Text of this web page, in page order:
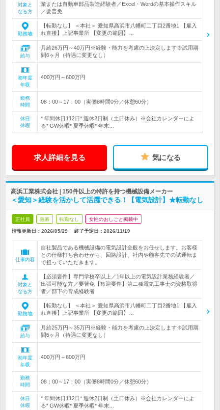
対象と
なる方
業または自動車部品製造経験者／Excel・Wordの基本操作スキル
／要普免
勤務地
【転勤なし】 ＜本社＞ 愛知県高浜市八幡町二丁目2番地1 【雇入
れ直後】上記事業所 【変更の範囲】…
給与
月給26万円～40万円※経験・能力を考慮の上決定します※試用期
間6ヶ月（待遇に変更なし）
初年度
年収
400万円～600万円
勤務
時間
08：00～17：00（実働8時間0分／休憩60分）
休日
休暇
* 年間休日112日* 週休2日制（土日休み）※会社カレンダーによ
る* GW休暇* 夏季休暇* 年末…
求人詳細を見る 気になる
高浜工業株式会社 | 150件以上の特許を持つ機械設備メーカー
＜愛知＞経験を活かして活躍できる！【電気設計】★転勤なし
正社員 急募 転勤なし 女性のおしごと掲載中
情報更新日：2026/05/29 終了予定日： 2026/11/19
仕事内容
自社製品である機械設備の電気設計全般をお任せします。お客様
との仕様打ち合わせから、回路設計、社内や顧客先での試運転ま
で担っていただきます。
対象と
なる方
【必須要件】専門学校卒以上／1年以上の電気設計業務経験者／
出張可能な方／要普免【歓迎要件】第二種電気工事士の資格取得
者／部下の育成経験者
勤務地
【転勤なし】 ＜本社＞ 愛知県高浜市八幡町二丁目2番地1 【雇入
れ直後】上記事業所 【変更の範囲】…
給与
月給25万円～35万円※経験・能力を考慮の上決定します※試用期
間6ヶ月（待遇に変更なし）
初年度
年収
400万円～600万円
勤務
時間
08：00～17：00（実働8時間0分／休憩60分）
休日
休暇
* 年間休日112日* 週休2日制（土日休み）※会社カレンダーによ
る* GW休暇* 夏季休暇* 年末…